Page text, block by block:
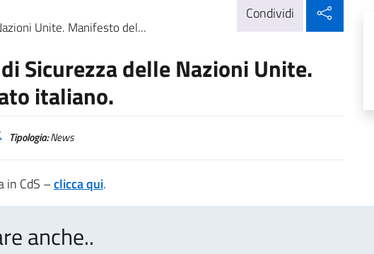
Unite. Manifesto del...
Condividi
Sicurezza delle Nazioni Unite.
italiano.
Tipologia:News
in CdS –clicca qui.
anche..